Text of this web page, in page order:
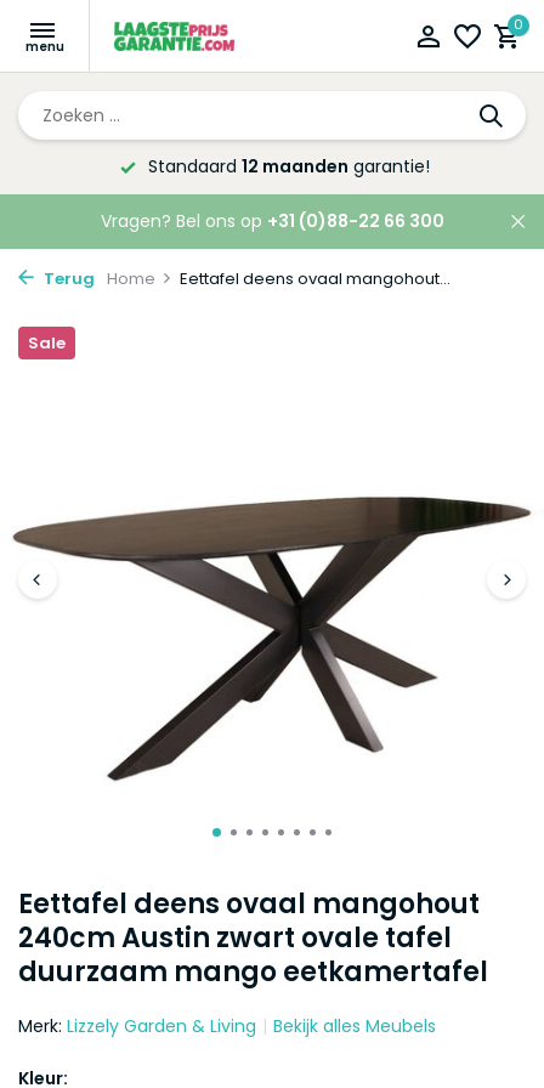
0
Standaard 12 maanden garantie!
Vragen? Bel ons op +31 (0)88-22 66 300
Terug Home Eettafel deens ovaal mangohout...
Eettafel deens ovaal mangohout
240cm Austin zwart ovale tafel
duurzaam mango eetkamertafel
Sale
Merk: Lizzely Garden & Living Bekijk alles Meubels
Kleur: